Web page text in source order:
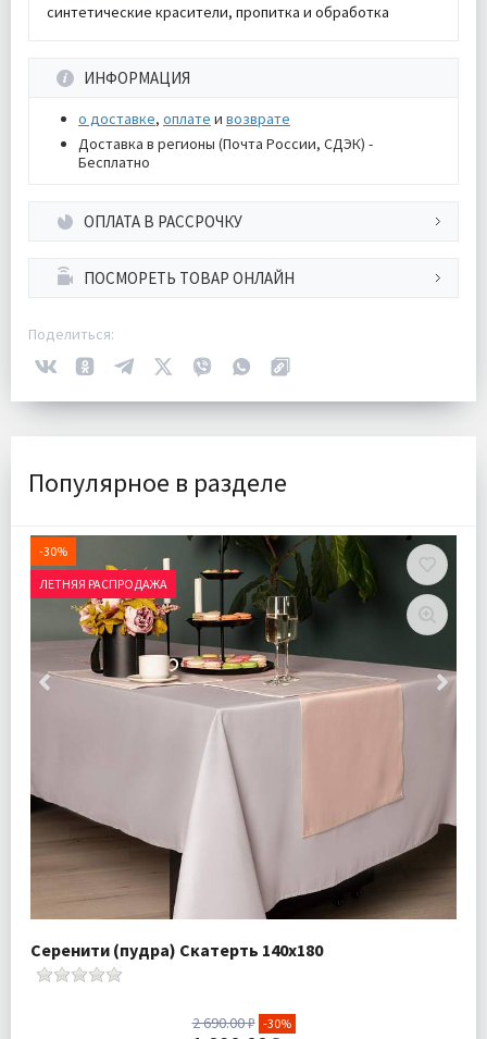
синтетические красители, пропитка и обработка
ИНФОРМАЦИЯ
о доставке, оплате и возврате
Доставка в регионы (Почта России, СДЭК) -
Бесплатно
ОПЛАТА В РАССРОЧКУ
ПОСМОРЕТЬ ТОВАР ОНЛАЙН
Поделиться:
Популярное в разделе
-30%
ЛЕТНЯЯ РАСПРОДАЖА
Серенити (пудра) Скатерть 140х180
2 690.00 ₽ -30%